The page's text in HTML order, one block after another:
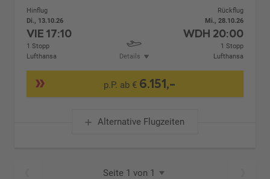
Hinflug
Di., 13.10.26
VIE17:10
1 Stopp
Lufthansa
Details
Rückflug
Mi., 28.10.26
WDH 20:00
1 Stopp
Lufthansa
p.P. ab € 6.151,-
Alternative Flugzeiten
Seite 1 von 1